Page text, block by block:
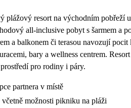
plážový resort na východním pobřeží
all‑inclusive pobyt s šarmem a
a balkonem či terasou navozují
bary a wellness centrem.
pro rodiny i páry.
partnera v místě
možnosti pikniku na pláži